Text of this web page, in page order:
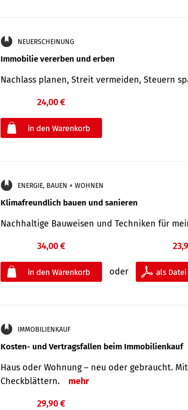
NEUERSCHEINUNG
Immobilie vererben und erben
Nachlass planen, Streit vermeiden, Steuern
24,00 €
ENERGIE, BAUEN + WOHNEN
Klimafreundlich bauen und sanieren
Nachhaltige Bauweisen und Techniken für
34,00 €
oder
IMMOBILIENKAUF
Kosten- und Vertragsfallen beim Immobilienkauf
Haus oder Wohnung – neu oder gebraucht.
Check­blättern.
mehr
29,90 €